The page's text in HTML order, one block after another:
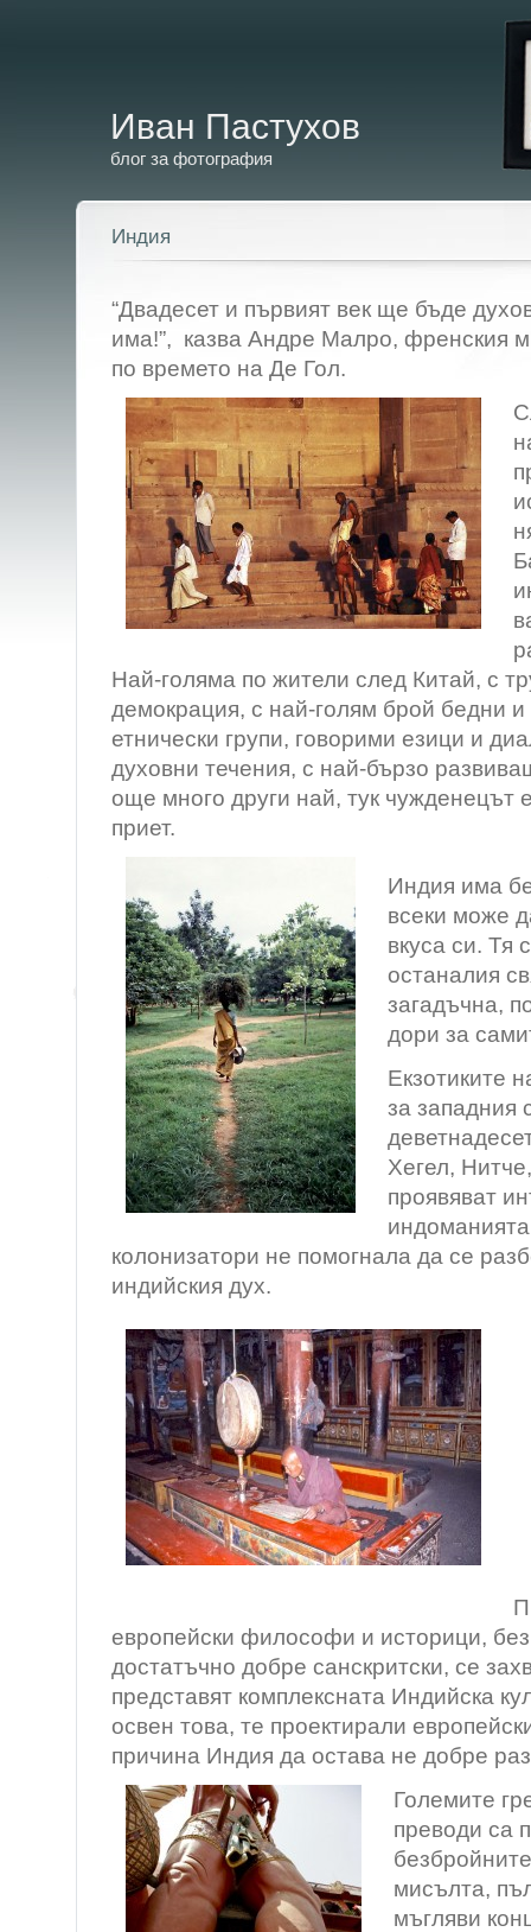
Иван Пастухов
блог за фотография
Индия
“Двадесет и първият век ще бъде
има!”, казва Андре Малро, френския
по времето на Де Гол.
Най-голяма по жители след Китай, с
демокрация, с най-голям брой бедни и
етнически групи, говорими езици и
духовни течения, с най-бързо
още много други най, тук чужденецът
приет.
Индия има
всеки може
вкуса си. Тя
останалия
загадъчна,
дори за
Екзотиките
за западния
Хегел,
проявяват
колонизатори не помогнала да се
индийския дух.
европейски философи и историци,
достатъчно добре санскритски, се
представят комплексната Индийска
освен това, те проектирали
причина Индия да остава не добре
Големите
преводи са
мисълта,
мъгляви